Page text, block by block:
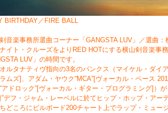
BIRTHDAY／FIRE BALL
音楽事務所選曲コーナー「GANGSTA LUV」／選曲：
イト・クルーズをよりRED HOTにする横山剣音楽事
LUV」の時間です。
ルタナティヴ指向の3名のパンクス（マイケル・ダイ
ムズ]、アダム・ヤウク”MCA”[ヴォーカル・ベース
アドロック”[ヴォーカル・ギター・プログラミング]）
”デフ・ジャム・レーベルに於てヒップ・ホップ・アー
どころにビルボード200チャート上でラップ・ミュー